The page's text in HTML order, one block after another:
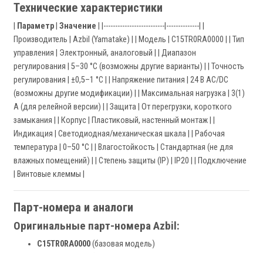
Технические характеристики
Параметр Значение | |--------------------------|--------------| |
Производитель | Azbil (Yamatake) | | Модель | C15TR0RA0000 | | Тип
управления | Электронный, аналоговый | | Диапазон
регулирования | 5–30 °C (возможны другие варианты) | | Точность
регулирования | ±0,5–1 °C | | Напряжение питания | 24 В AC/DC
(возможны другие модификации) | | Максимальная нагрузка | 3(1)
А (для релейной версии) | | Защита | От перегрузки, короткого
замыкания | | Корпус | Пластиковый, настенный монтаж | |
Индикация | Светодиодная/механическая шкала | | Рабочая
температура | 0–50 °C | | Влагостойкость | Стандартная (не для
влажных помещений) | | Степень защиты (IP) | IP20 | | Подключение
| Винтовые клеммы |
Парт-номера и аналоги
Оригинальные парт-номера Azbil:
C15TR0RA0000(базовая модель)